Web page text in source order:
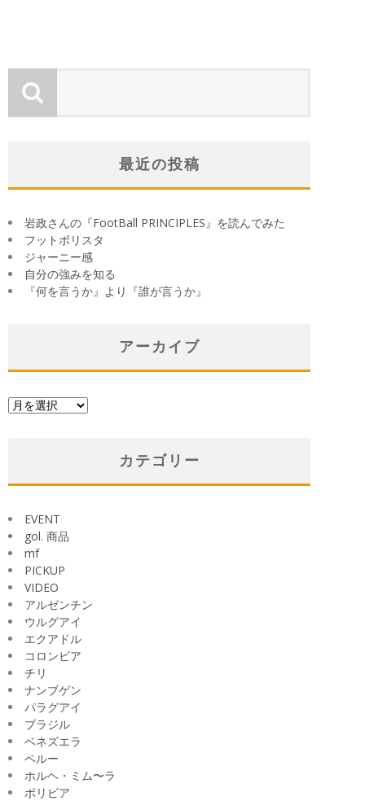
最近の投稿
岩政さんの『FootBall PRINCIPLES』を読んでみた
フットボリスタ
ジャーニー感
自分の強みを知る
『何を言うか』より『誰が言うか』
アーカイブ
ア
カテゴリー
EVENT
gol. 商品
mf
PICKUP
VIDEO
アルゼンチン
ウルグアイ
エクアドル
コロンビア
チリ
ナンブゲン
パラグアイ
ブラジル
ベネズエラ
ペルー
ホルヘ・ミム〜ラ
ボリビア